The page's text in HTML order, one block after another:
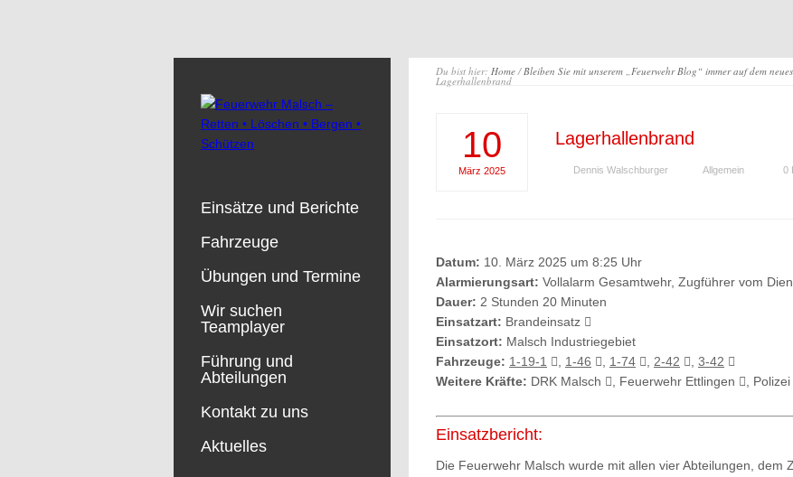
Du bist hier: Home/Bleiben Sie mit unserem „Feuerwehr Blog“ immer auf dem
Lagerhallenbrand
10
März 2025
Lagerhallenbrand
Dennis Walschburger Allgemein 0
Datum: 10. März 2025 um 8:25 Uhr
Alarmierungsart: Vollalarm Gesamtwehr, Zugführer vom
Dauer: 2 Stunden 20 Minuten
Einsatzart: Brandeinsatz
Einsatzort: Malsch Industriegebiet
Fahrzeuge: 1-19-1 1-46 1-74 2-42
3-42
Weitere Kräfte: DRK Malsch , Feuerwehr Ettlingen , Polizei
Einsatzbericht:
Die Feuerwehr Malsch wurde mit allen vier Abteilungen, dem
Einsätze und Berichte
Fahrzeuge
Übungen und Termine
Wir suchen
Teamplayer
Führung und
Abteilungen
Kontakt zu uns
Aktuelles